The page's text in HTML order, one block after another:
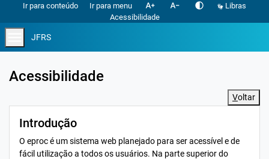
Ir para conteúdo Ir para menu text_increase text_decrease contrast
Libras
Acessibilidade
JFRS
Acessibilidade
Voltar
Introdução
O eproc é um sistema web planejado para ser acessível e de
fácil utilização a todos os usuários. Na parte superior do